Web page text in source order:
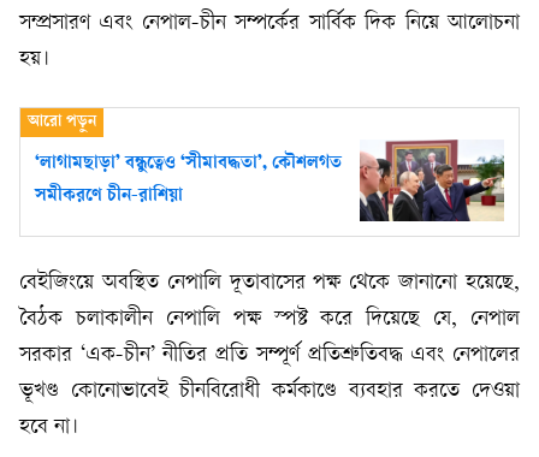
সম্প্রসারণ এবং নেপাল-চীন সম্পর্কের সার্বিক দিক নিয়ে আলোচনা
হয়।
‘লাগামছাড়া’ বন্ধুত্বেও ‘সীমাবদ্ধতা’, কৌশলগত
সমীকরণে চীন-রাশিয়া
বেইজিংয়ে অবস্থিত নেপালি দূতাবাসের পক্ষ থেকে জানানো হয়েছে,
বৈঠক চলাকালীন নেপালি পক্ষ স্পষ্ট করে দিয়েছে যে, নেপাল
সরকার ‘এক-চীন’ নীতির প্রতি সম্পূর্ণ প্রতিশ্রুতিবদ্ধ এবং নেপালের
ভূখণ্ড কোনোভাবেই চীনবিরোধী কর্মকাণ্ডে ব্যবহার করতে দেওয়া
হবে না।